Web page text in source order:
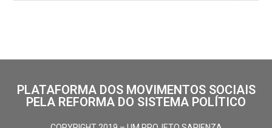
PLATAFORMA DOS MOVIMENTOS SOCIAIS
PELA REFORMA DO SISTEMA POLÍTICO